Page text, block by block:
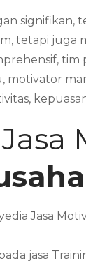
signifikan,
tetapi
motivator
Jasa
Jasa
jasa